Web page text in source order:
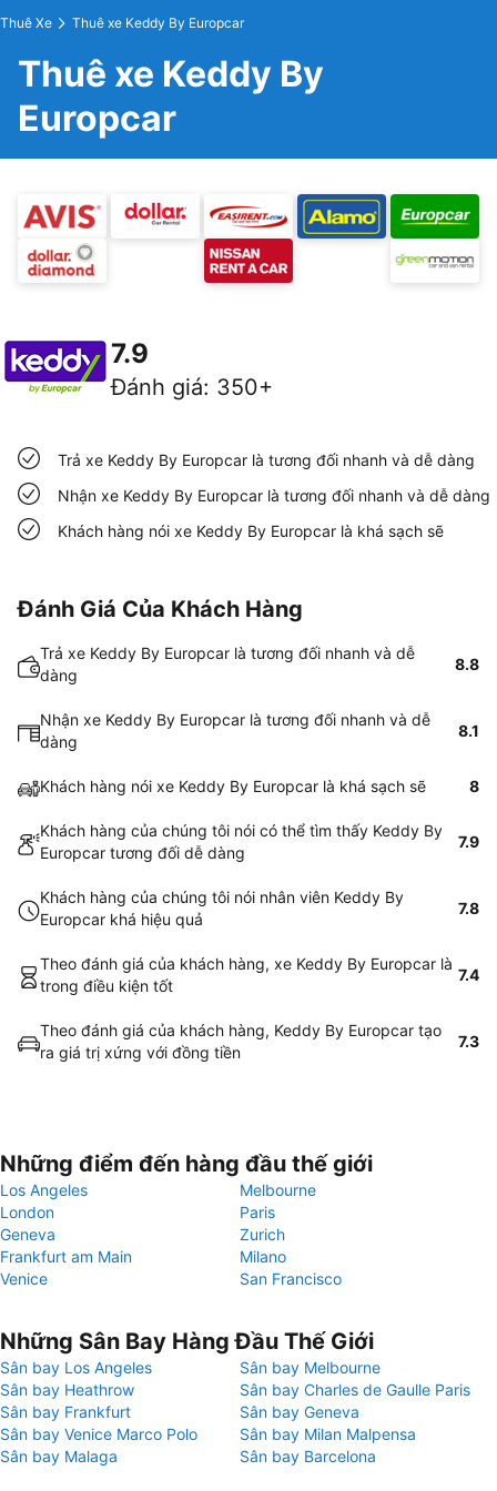
Thuê Xe Thuê xe Keddy By Europcar
Thuê xe Keddy By
Europcar
7.9
Đánh giá: 350+
Trả xe Keddy By Europcar là tương đối nhanh và dễ dàng
Nhận xe Keddy By Europcar là tương đối nhanh và dễ dàng
Khách hàng nói xe Keddy By Europcar là khá sạch sẽ
Đánh Giá Của Khách Hàng
Trả xe Keddy By Europcar là tương đối nhanh và dễ
dàng
8.8
Nhận xe Keddy By Europcar là tương đối nhanh và dễ
dàng
8.1
Khách hàng nói xe Keddy By Europcar là khá sạch sẽ 8
Khách hàng của chúng tôi nói có thể tìm thấy Keddy By
Europcar tương đối dễ dàng
7.9
Khách hàng của chúng tôi nói nhân viên Keddy By
Europcar khá hiệu quả
7.8
Theo đánh giá của khách hàng, xe Keddy By Europcar là
trong điều kiện tốt
7.4
Theo đánh giá của khách hàng, Keddy By Europcar tạo
ra giá trị xứng với đồng tiền
7.3
Những điểm đến hàng đầu thế giới
Los Angeles
Melbourne
London
Paris
Geneva
Zurich
Frankfurt am Main
Milano
Venice
San Francisco
Những Sân Bay Hàng Đầu Thế Giới
Sân bay Los Angeles
Sân bay Melbourne
Sân bay Heathrow
Sân bay Charles de Gaulle Paris
Sân bay Frankfurt
Sân bay Geneva
Sân bay Venice Marco Polo
Sân bay Milan Malpensa
Sân bay Malaga
Sân bay Barcelona